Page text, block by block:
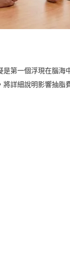
是第一個浮現在腦海
詳細說明影響抽脂